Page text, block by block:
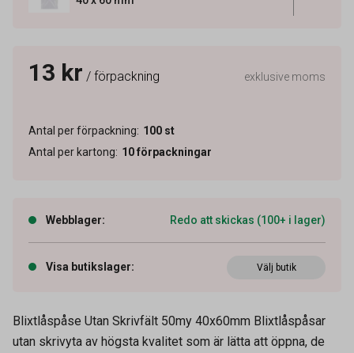
13 kr / förpackning exklusive moms
Antal per förpackning: 100 st
Antal per kartong: 10förpackningar
Webblager: Redo att skickas (100+ i lager)
Visa butikslager: Välj butik
Blixtlåspåse Utan Skrivfält 50my 40x60mm Blixtlåspåsar
utan skrivyta av högsta kvalitet som är lätta att öppna, de